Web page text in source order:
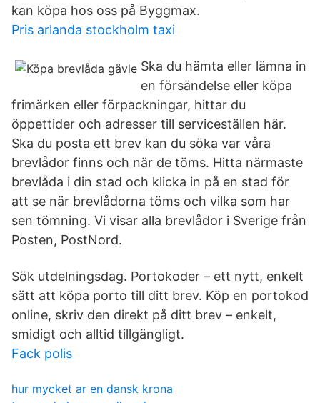
kan köpa hos oss på Byggmax.
Pris arlanda stockholm taxi
Ska du hämta eller lämna in
en försändelse eller köpa
frimärken eller förpackningar, hittar du
öppettider och adresser till serviceställen här.
Ska du posta ett brev kan du söka var våra
brevlådor finns och när de töms. Hitta närmaste
brevlåda i din stad och klicka in på en stad för
att se när brevlådorna töms och vilka som har
sen tömning. Vi visar alla brevlådor i Sverige från
Posten, PostNord.
Sök utdelningsdag. Portokoder – ett nytt, enkelt
sätt att köpa porto till ditt brev. Köp en portokod
online, skriv den direkt på ditt brev – enkelt,
smidigt och alltid tillgängligt.
Fack polis
hur mycket ar en dansk krona